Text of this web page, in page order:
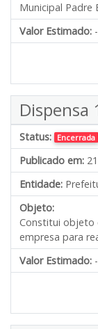
Municipal Padre
Valor Estimado:
Dispensa
Status: Encerrada
Publicado em:
Entidade:
Objeto:
Constitui objeto
empresa para
Valor Estimado: